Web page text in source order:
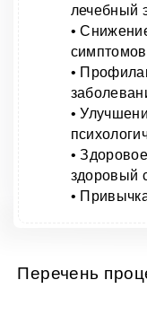
лечебный
•
•
•
•
здоровый
•
Перечень